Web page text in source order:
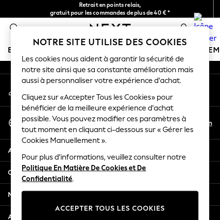
Retrait en points relais,
gratuit pour les commandes de plus de 40 € *
Livraison en 2-3 jours ouvrés*
BOUTIQUE VACANCES
HOLIDAY SHOP
Women's Holiday Shop
All Swimwear
All Beachwear
Bags & Accessories
Beach Dresses & Kaftans
Dresses
Flip Flops
Sliders
Jumpsuits & Playsuits
Linen Collection
Sandals
An error occurred on client
Nos réseaux sociaux
Mon compte
Connexion à votre compte
Sélectionnez Votre Langue
Français
En
Aide
Confidentialité et mentions légales
Ministères
Autres services
NOTRE SITE UTILISE DES COOKIES
Les cookies nous aident à garantir la sécurité de
notre site ainsi que sa constante amélioration mais
aussi à personnaliser votre expérience d'achat.
Cliquez sur «Accepter Tous les Cookies» pour
bénéficier de la meilleure expérience d'achat
possible. Vous pouvez modifier ces paramètres à
tout moment en cliquant ci-dessous sur « Gérer les
Cookies Manuellement ».
Pour plus d'informations, veuillez consulter notre
Politique En Matière De Cookies et De
Confidentialité.
ACCEPTER TOUS LES COOKIES